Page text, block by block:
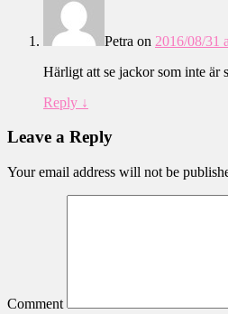
Petra on 2016/08/31
Härligt att se jackor som inte är
Reply ↓
Leave a Reply
Your email address will not be
Comment